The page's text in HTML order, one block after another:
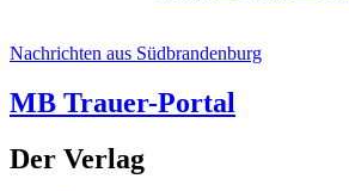
Nachrichten aus Südbrandenburg
MB Trauer-Portal
Der Verlag